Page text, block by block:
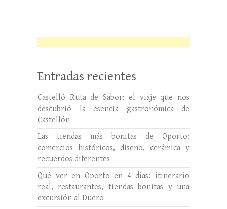
Entradas recientes
Castelló Ruta de Sabor: el viaje que nos
descubrió la esencia gastronómica de
Castellón
Las tiendas más bonitas de Oporto:
comercios históricos, diseño, cerámica y
recuerdos diferentes
Qué ver en Oporto en 4 días: itinerario
real, restaurantes, tiendas bonitas y una
excursión al Duero